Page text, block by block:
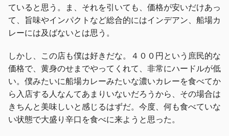
ていると思う。ま、それを引いても、価格が安いだけあっ
て、旨味やインパクトなど総合的にはインデアン、船場カ
レーには及ばないとは思う。
しかし、この店も僕は好きだな。４００円という庶民的な
価格で、黄身のせまでやってくれて、非常にハードルが低
い。僕みたいに船場カレーみたいな濃いカレーを食べてか
ら入店する人なんてあまりいないだろうから、その場合は
きちんと美味しいと感じるはずだ。今度、何も食べていな
い状態で大盛り辛口を食べに来ようと思った。